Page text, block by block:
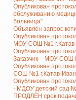
Опубликован
обслуживанию
больница"
Объявлен запрос
Опубликован
МОУ СОШ №1 г.Катав-
Опубликован
Заказчик – МОУ СОШ
Опубликован
СОШ №1 г.Катав-
Опубликован
- МДОУ детский сад
ПРОДЛЁН срок